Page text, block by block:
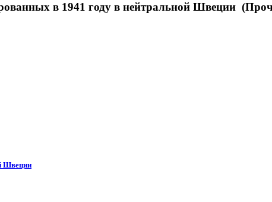
в 1941 году в нейтральной Швеции
Швеции